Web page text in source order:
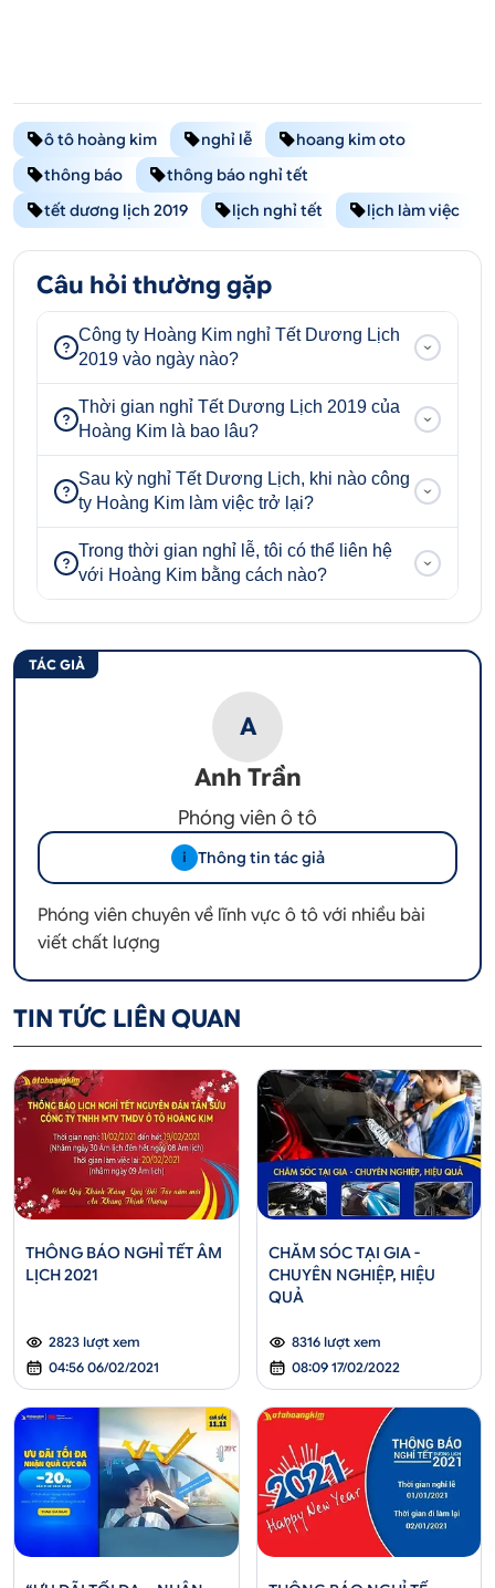
ô tô hoàng kim nghỉ lễ
hoang kim oto
thông báo
thông báo nghỉ tết
tết dương lịch 2019
lịch nghỉ tết lịch làm việc
Câu hỏi thường gặp
Công ty Hoàng Kim nghỉ Tết Dương Lịch
2019 vào ngày nào?
Thời gian nghỉ Tết Dương Lịch 2019 của
Hoàng Kim là bao lâu?
Sau kỳ nghỉ Tết Dương Lịch, khi nào công
ty Hoàng Kim làm việc trở lại?
Trong thời gian nghỉ lễ, tôi có thể liên hệ
với Hoàng Kim bằng cách nào?
TÁC GIẢ
A
Anh Trần
Phóng viên ô tô
i Thông tin tác giả
Phóng viên chuyên về lĩnh vực ô tô với nhiều bài
viết chất lượng
TIN TỨC LIÊN QUAN
THÔNG BÁO NGHỈ TẾT ÂM
LỊCH 2021
2823 lượt xem
04:56 06/02/2021
CHĂM SÓC TẠI GIA -
CHUYÊN NGHIỆP, HIỆU
QUẢ
8316 lượt xem
08:09 17/02/2022